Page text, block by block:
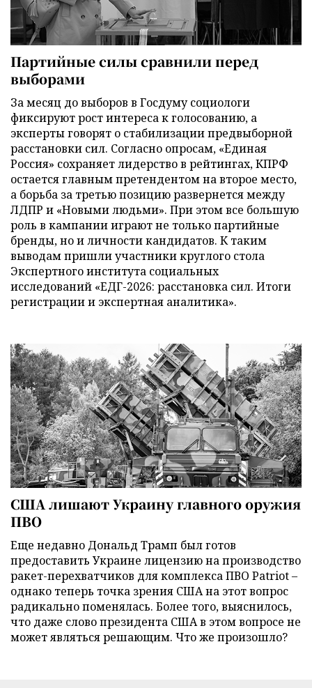
Партийные силы сравнили перед
выборами
За месяц до выборов в Госдуму социологи
фиксируют рост интереса к голосованию, а
эксперты говорят о стабилизации предвыборной
расстановки сил. Согласно опросам, «Единая
Россия» сохраняет лидерство в рейтингах, КПРФ
остается главным претендентом на второе место,
а борьба за третью позицию развернется между
ЛДПР и «Новыми людьми». При этом все большую
роль в кампании играют не только партийные
бренды, но и личности кандидатов. К таким
выводам пришли участники круглого стола
Экспертного института социальных
исследований «ЕДГ-2026: расстановка сил. Итоги
регистрации и экспертная аналитика».
США лишают Украину главного оружия
ПВО
Еще недавно Дональд Трамп был готов
предоставить Украине лицензию на производство
ракет-перехватчиков для комплекса ПВО Patriot –
однако теперь точка зрения США на этот вопрос
радикально поменялась. Более того, выяснилось,
что даже слово президента США в этом вопросе не
может являться решающим. Что же произошло?